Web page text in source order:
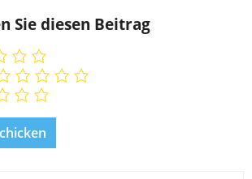
Sie diesen Beitrag